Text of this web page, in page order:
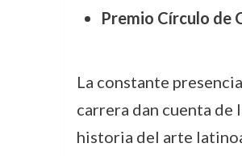
Premio Círculo de
La constante
carrera dan cuenta
historia del arte